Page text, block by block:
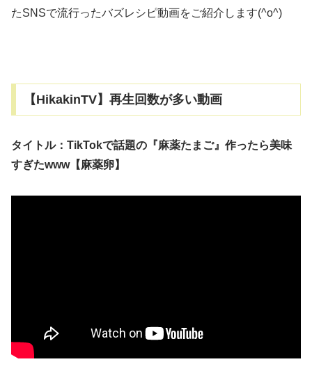
たSNSで流行ったバズレシピ動画をご紹介します(^o^)
【HikakinTV】再生回数が多い動画
タイトル：TikTokで話題の『麻薬たまご』作ったら美味
すぎたwww【麻薬卵】